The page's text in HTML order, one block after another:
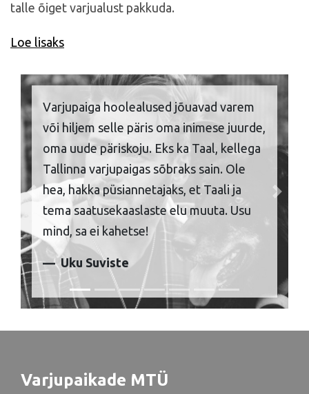
talle õiget varjualust pakkuda.
Loe lisaks
Varjupaiga hoolealused jõuavad varem
või hiljem selle päris oma inimese juurde,
oma uude päriskoju. Eks ka Taal, kellega
Tallinna varjupaigas sõbraks sain. Ole
hea, hakka püsiannetajaks, et Taali ja
tema saatusekaaslaste elu muuta. Usu
mind, sa ei kahetse!
Uku Suviste
Previous Next
Varjupaikade MTÜ